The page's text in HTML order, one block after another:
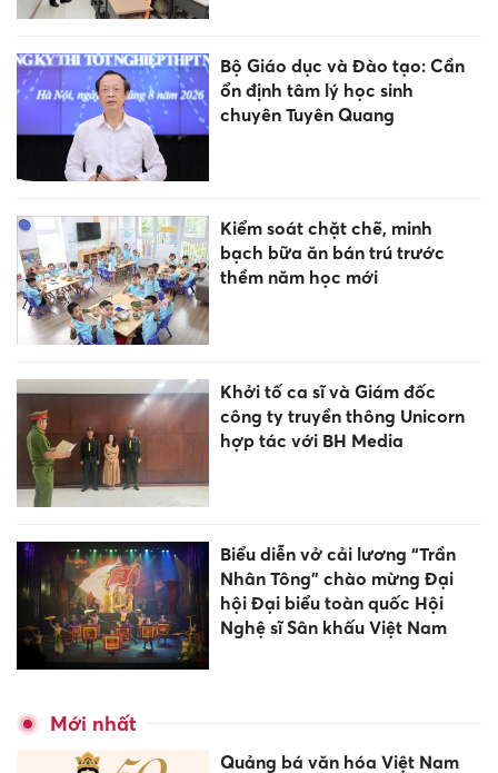
Bộ Giáo dục và Đào tạo: Cần
ổn định tâm lý học sinh
chuyên Tuyên Quang
Kiểm soát chặt chẽ, minh
bạch bữa ăn bán trú trước
thềm năm học mới
Khởi tố ca sĩ và Giám đốc
công ty truyền thông Unicorn
hợp tác với BH Media
Biểu diễn vở cải lương “Trần
Nhân Tông” chào mừng Đại
hội Đại biểu toàn quốc Hội
Nghệ sĩ Sân khấu Việt Nam
Mới nhất
Quảng bá văn hóa Việt Nam